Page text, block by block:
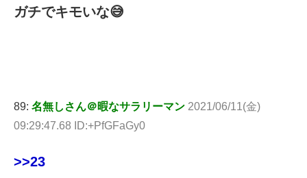
ガチでキモいな😅
89: 名無しさん＠暇なサラリーマン 2021/06/11(金)
09:29:47.68 ID:+PfGFaGy0
>>23